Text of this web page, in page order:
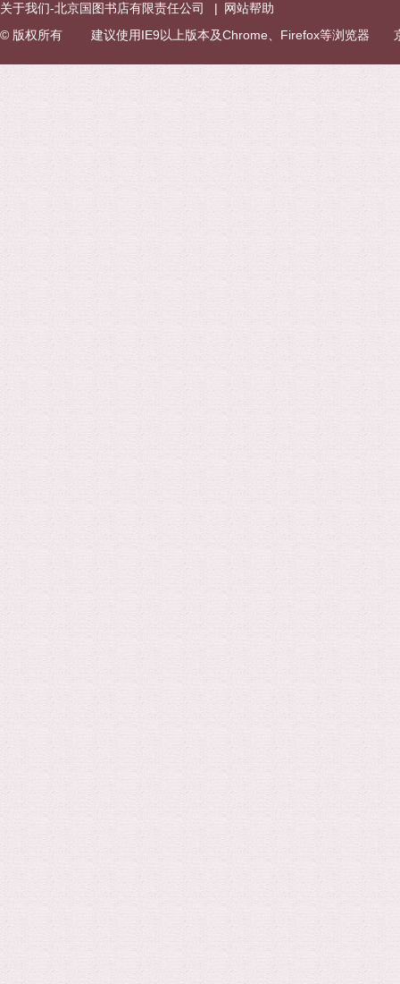
关于我们-北京国图书店有限责任公司 | 网站帮助
© 版权所有 建议使用IE9以上版本及Chrome、Firefox等浏览器